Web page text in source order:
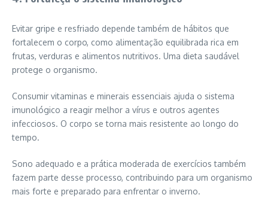
Evitar gripe e resfriado depende também de hábitos que
fortalecem o corpo, como alimentação equilibrada rica em
frutas, verduras e alimentos nutritivos. Uma dieta saudável
protege o organismo.
Consumir vitaminas e minerais essenciais ajuda o sistema
imunológico a reagir melhor a vírus e outros agentes
infecciosos. O corpo se torna mais resistente ao longo do
tempo.
Sono adequado e a prática moderada de exercícios também
fazem parte desse processo, contribuindo para um organismo
mais forte e preparado para enfrentar o inverno.